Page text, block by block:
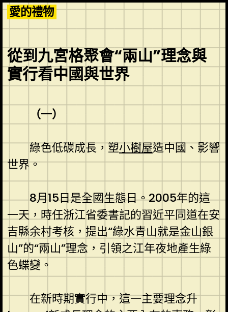
Skip
to
content
愛的禮物
從到九宮格聚會“兩山”理念與
實行看中國與世界
（一）
綠色低碳成長，塑小樹屋造中國、影響
世界。
8月15日是全國生態日。2005年的這
一天，時任浙江省委書記的習近平同道在安
吉縣余村考核，提出“綠水青山就是金山銀
山”的“兩山”理念，引領之江年夜地產生綠
色蝶變。
在新時期實行中，這一主要理念升